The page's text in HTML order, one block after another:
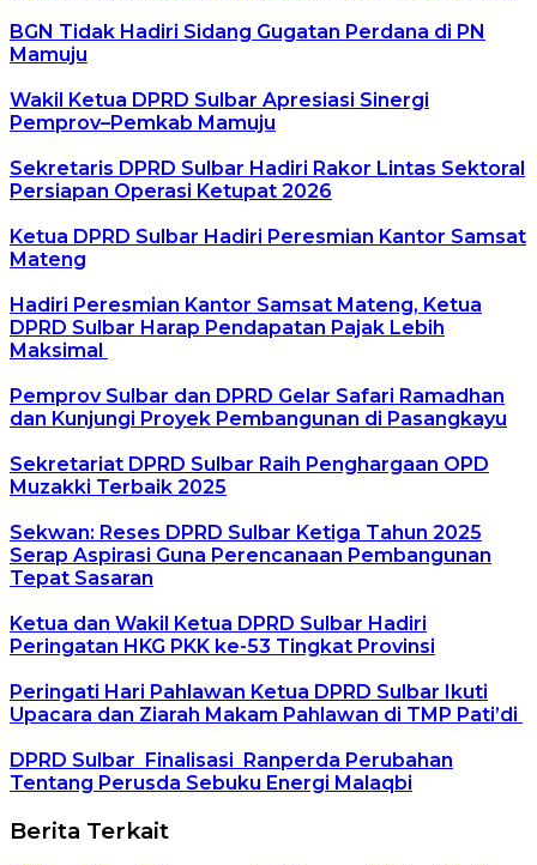
BGN Tidak Hadiri Sidang Gugatan Perdana di PN
Mamuju
Wakil Ketua DPRD Sulbar Apresiasi Sinergi
Pemprov–Pemkab Mamuju
Sekretaris DPRD Sulbar Hadiri Rakor Lintas Sektoral
Persiapan Operasi Ketupat 2026
Ketua DPRD Sulbar Hadiri Peresmian Kantor Samsat
Mateng
Hadiri Peresmian Kantor Samsat Mateng, Ketua
DPRD Sulbar Harap Pendapatan Pajak Lebih
Maksimal
Pemprov Sulbar dan DPRD Gelar Safari Ramadhan
dan Kunjungi Proyek Pembangunan di Pasangkayu
Sekretariat DPRD Sulbar Raih Penghargaan OPD
Muzakki Terbaik 2025
Sekwan: Reses DPRD Sulbar Ketiga Tahun 2025
Serap Aspirasi Guna Perencanaan Pembangunan
Tepat Sasaran
Ketua dan Wakil Ketua DPRD Sulbar Hadiri
Peringatan HKG PKK ke-53 Tingkat Provinsi
Peringati Hari Pahlawan Ketua DPRD Sulbar Ikuti
Upacara dan Ziarah Makam Pahlawan di TMP Pati’di
DPRD Sulbar Finalisasi Ranperda Perubahan
Tentang Perusda Sebuku Energi Malaqbi
Berita Terkait